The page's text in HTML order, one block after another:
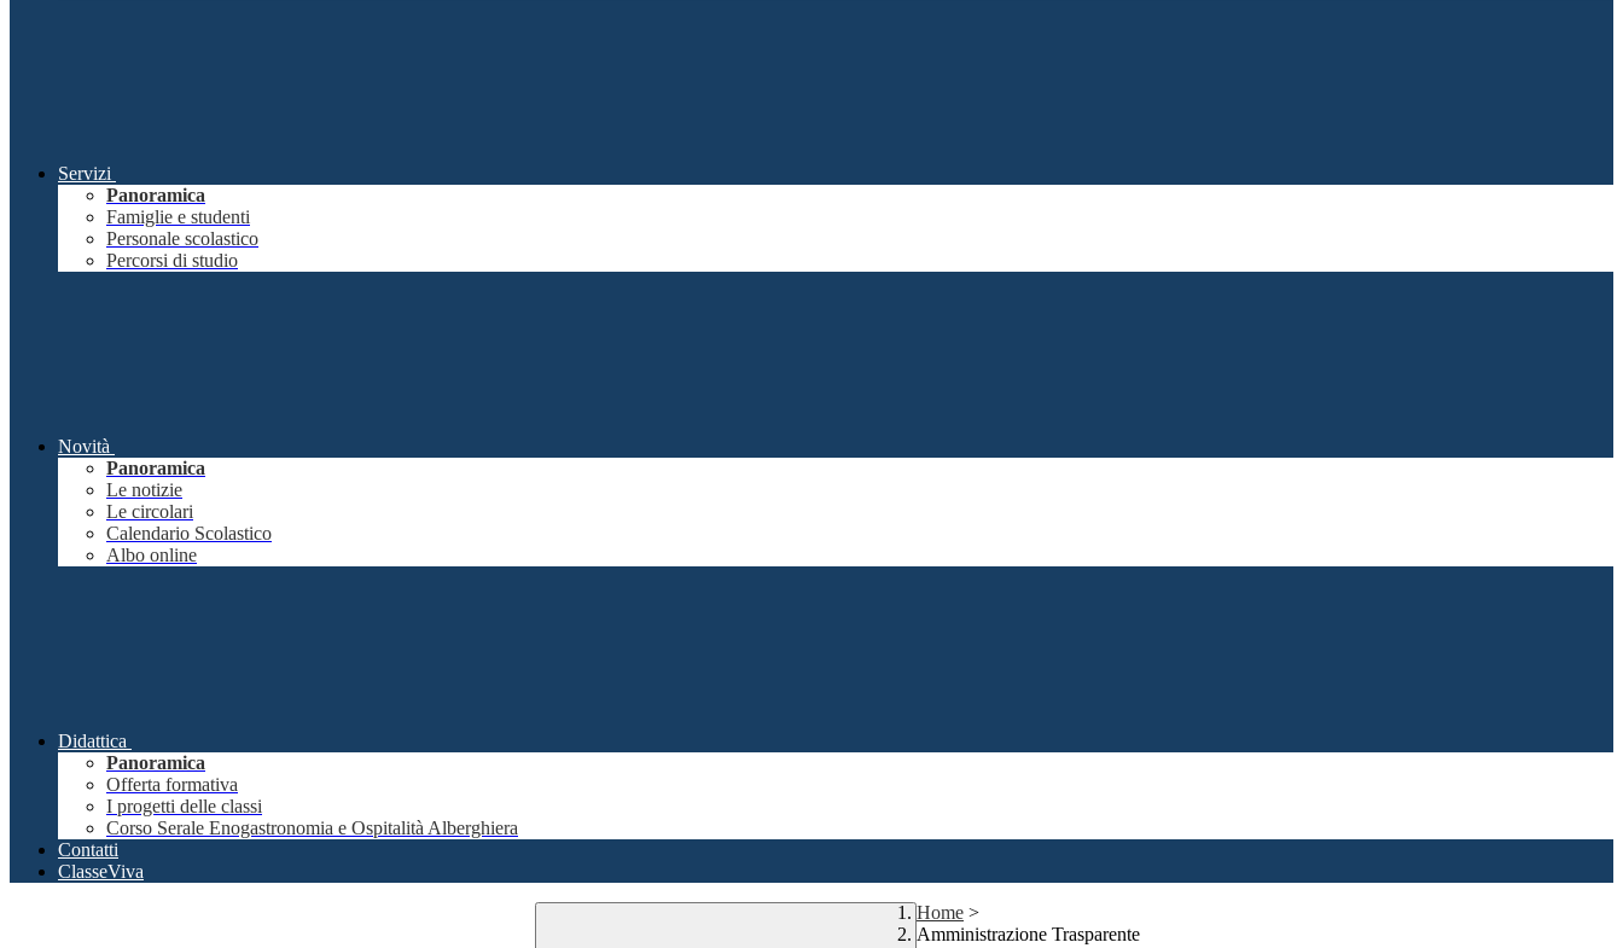
Servizi
Panoramica
Famiglie e studenti
Personale scolastico
Percorsi di studio
Novità
Panoramica
Le notizie
Le circolari
Calendario Scolastico
Albo online
Didattica
Panoramica
Offerta formativa
I progetti delle classi
Corso Serale Enogastronomia e Ospitalità Alberghiera
Contatti
ClasseViva
Home >
Amministrazione Trasparente